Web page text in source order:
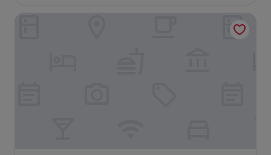
Holiday Inn Express Hotel and Suites Arcadia by IHG